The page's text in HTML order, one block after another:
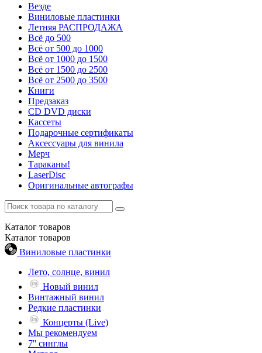
Везде
Виниловые пластинки
Летняя РАСПРОДАЖА
Всё до 500
Всё от 500 до 1000
Всё от 1000 до 1500
Всё от 1500 до 2500
Всё от 2500 до 3500
Книги
Предзаказ
CD DVD диски
Кассеты
Подарочные сертификаты
Аксессуары для винила
Мерч
Тараканы!
LaserDisc
Оригинальные автографы
Каталог товаров
Каталог товаров
Виниловые пластинки
Лето, солнце, винил
Новый винил
Винтажный винил
Редкие пластинки
Концерты (Live)
Мы рекомендуем
7'' синглы